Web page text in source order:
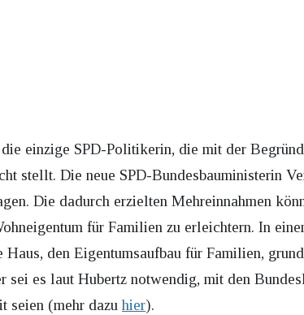
einzige SPD-Politikerin, die mit der
stellt. Die neue SPD-Bundesbauministerin
Die dadurch erzielten Mehreinnahmen
für Familien zu erleichtern. In
Haus, den Eigentumsaufbau für Familien,
sei es laut Hubertz notwendig, mit den
seien (mehr dazuhier).